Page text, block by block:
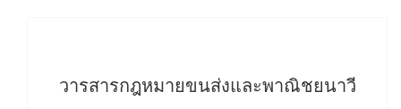
วารสารกฎหมายขนส่งและพาณิชยนาวี